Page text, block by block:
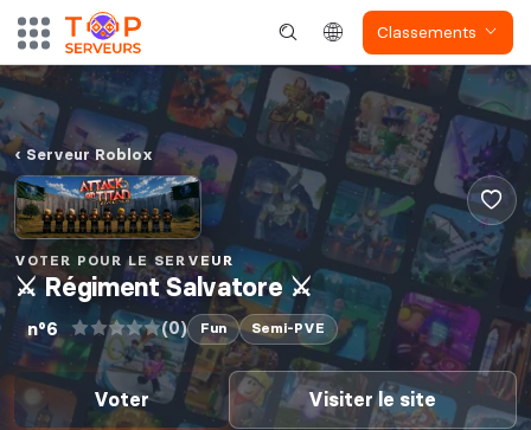
Classements
Serveur Roblox
VOTER POUR LE SERVEUR
⚔ Régiment Salvatore ⚔
n°6 (0) Fun Semi-PVE
Voter Visiter le site